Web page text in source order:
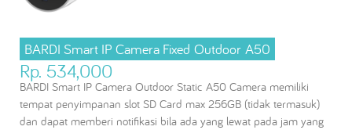
BARDI Smart IP Camera Fixed Outdoor A50
Rp. 534,000
BARDI Smart IP Camera Outdoor Static A50 Camera memiliki
tempat penyimpanan slot SD Card max 256GB (tidak termasuk)
dan dapat memberi notifikasi bila ada yang lewat pada jam yang